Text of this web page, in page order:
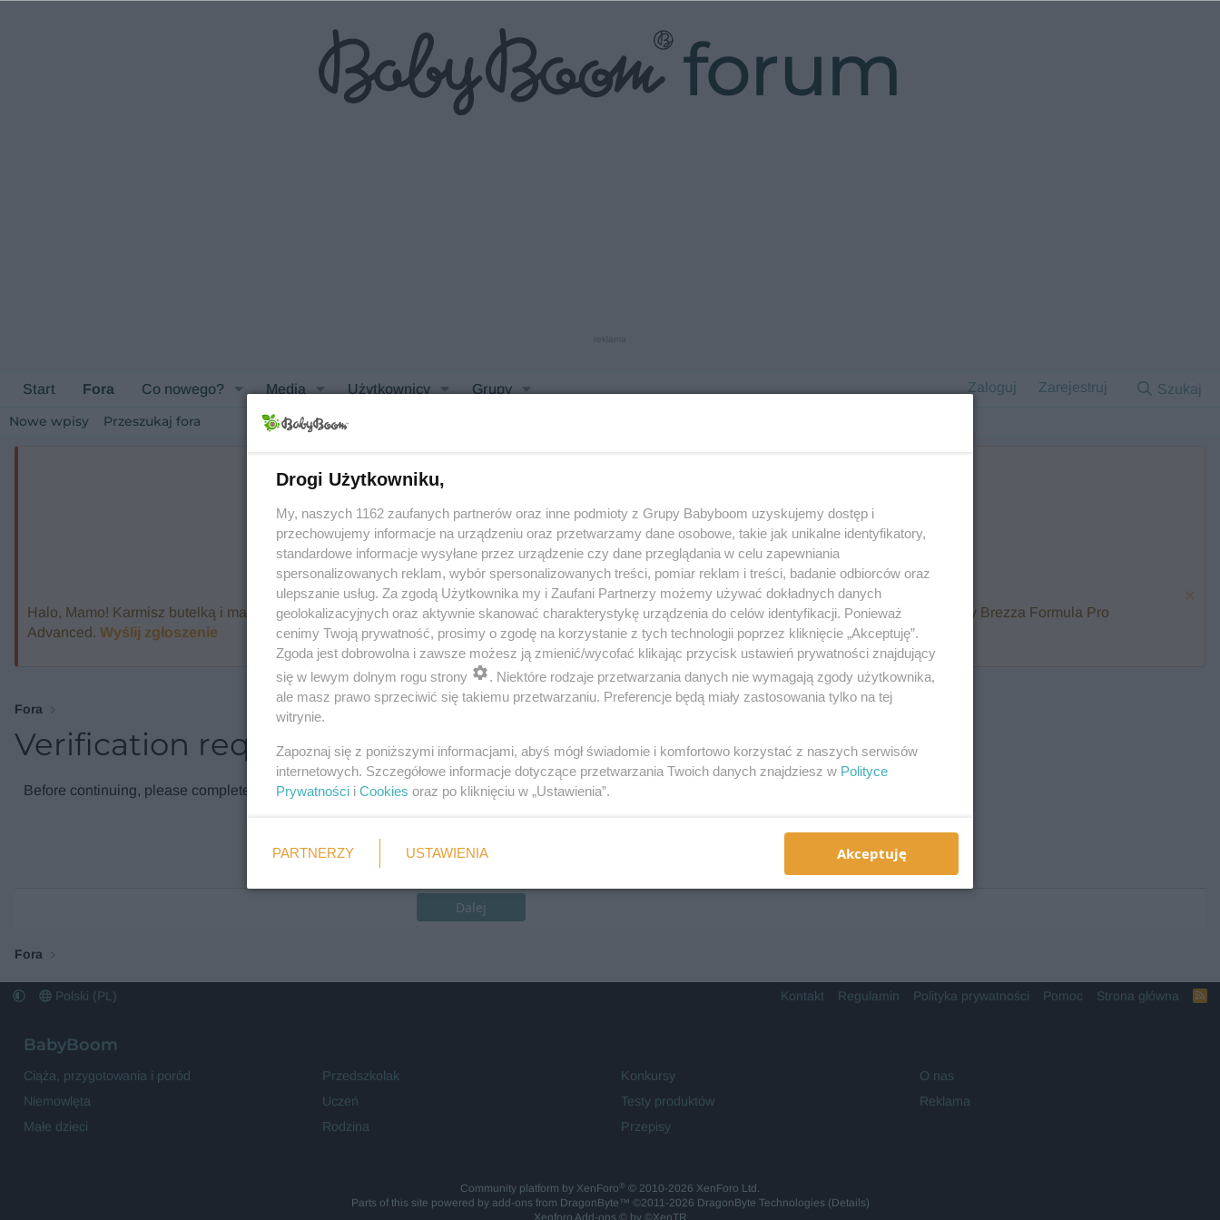
forum
Start Fora Co nowego? Media Użytkownicy Grupy Zaloguj Zarejestruj Szukaj
Nowe wpisy Przeszukaj fora
Halo, Mamo! Karmisz butelką i marzysz o ekspresie, który przygotuje mleko w kilka sekund? Opowiedz historię nocnego karmienia i zawalcz o Baby Brezza Formula Pro
Advanced. Wyślij zgłoszenie
reklama
Fora
Verification required
Before continuing, please complete the verification check.
Weryfikacja
Wymagane
Dalej
Fora
Polski (PL) Kontakt Regulamin Polityka prywatności Pomoc Strona główna
R
BabyBoom
Ciąża, przygotowania i poród
Niemowlęta
Małe dzieci
Przedszkolak
Uczeń
Rodzina
Konkursy
Testy produktów
Przepisy
O nas
Reklama
Community platform by XenForo® © 2010-2026 XenForo Ltd.
Parts of this site powered by add-ons from DragonByte™ ©2011-2026 DragonByte Technologies(Details)
Xenforo Add-ons© by ©XenTR
Drogi Użytkowniku,
My, naszych 1162 zaufanych partnerów oraz inne podmioty z Grupy Babyboom uzyskujemy dostęp i
przechowujemy informacje na urządzeniu oraz przetwarzamy dane osobowe, takie jak unikalne identyfikatory,
standardowe informacje wysyłane przez urządzenie czy dane przeglądania w celu zapewniania
spersonalizowanych reklam, wybór spersonalizowanych treści, pomiar reklam i treści, badanie odbiorców oraz
ulepszanie usług. Za zgodą Użytkownika my i Zaufani Partnerzy możemy używać dokładnych danych
geolokalizacyjnych oraz aktywnie skanować charakterystykę urządzenia do celów identyfikacji. Ponieważ
cenimy Twoją prywatność, prosimy o zgodę na korzystanie z tych technologii poprzez kliknięcie „Akceptuję”.
Zgoda jest dobrowolna i zawsze możesz ją zmienić/wycofać klikając przycisk ustawień prywatności znajdujący
się w lewym dolnym rogu strony
. Niektóre rodzaje przetwarzania danych nie wymagają zgody użytkownika,
ale masz prawo sprzeciwić się takiemu przetwarzaniu. Preferencje będą miały zastosowania tylko na tej
witrynie.
Zapoznaj się z poniższymi informacjami, abyś mógł świadomie i komfortowo korzystać z naszych serwisów
internetowych. Szczegółowe informacje dotyczące przetwarzania Twoich danych znajdziesz w Polityce
Prywatności i Cookies oraz po kliknięciu w „Ustawienia”.
PARTNERZY USTAWIENIA Akceptuję